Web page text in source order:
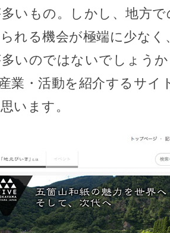
いもの。しかし、地方
れる機会が極端に少なく
いのではないでしょう
業・活動を紹介するサイ
います。